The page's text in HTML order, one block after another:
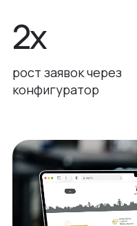
2х
рост заявок через
конфигуратор